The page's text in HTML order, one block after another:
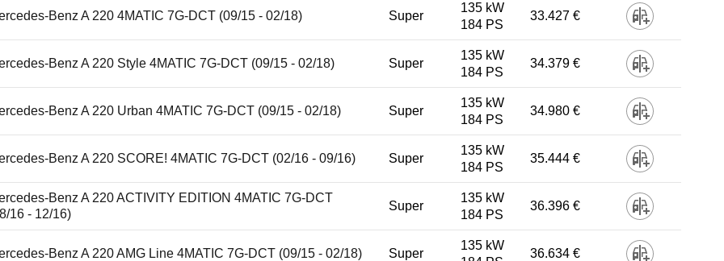
Benz A 220 4MATIC 7G-DCT (09/15 - 02/18) Super
135 kW
184 PS
33.427 €
Benz A 220 Style 4MATIC 7G-DCT (09/15 - 02/18) Super
135 kW
184 PS
34.379 €
Benz A 220 Urban 4MATIC 7G-DCT (09/15 - 02/18) Super
135 kW
184 PS
34.980 €
Benz A 220 SCORE! 4MATIC 7G-DCT (02/16 - 09/16) Super
135 kW
184 PS
35.444 €
Benz A 220 ACTIVITY EDITION 4MATIC 7G-DCT
16 - 12/16)
Super
135 kW
184 PS
36.396 €
Benz A 220 AMG Line 4MATIC 7G-DCT (09/15 - 02/18) Super
135 kW
36.634 €